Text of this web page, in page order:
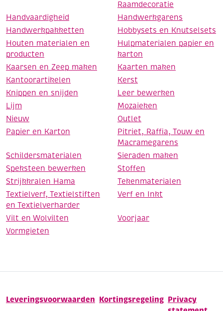
Raamdecoratie
Handvaardigheid
Handwerkgarens
Handwerkpakketten
Hobbysets en Knutselsets
Houten materialen en
producten
Hulpmaterialen papier en
karton
Kaarsen en Zeep maken
Kaarten maken
Kantoorartikelen
Kerst
Knippen en snijden
Leer bewerken
Lijm
Mozaieken
Nieuw
Outlet
Papier en Karton
Pitriet, Raffia, Touw en
Macramegarens
Schildersmaterialen
Sieraden maken
Speksteen bewerken
Stoffen
Strijkkralen Hama
Tekenmaterialen
Textielverf, Textielstiften
en Textielverharder
Verf en Inkt
Vilt en Wolvilten
Voorjaar
Vormgieten
Leveringsvoorwaarden Kortingsregeling Privacy